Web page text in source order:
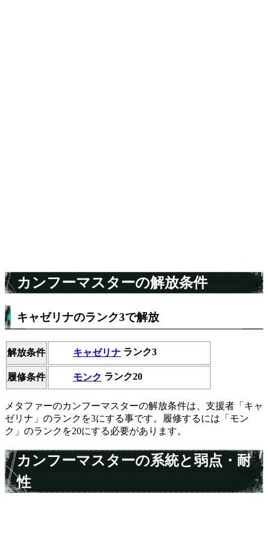
カンフーマスターの解放条件
キャゼリナのランク3で解放
解放条件 キャゼリナ ランク3
履修条件 モンク ランク20
メタファーのカンフーマスターの解放条件は、支援者「キャ
ゼリナ」のランクを3にする事です。履修するには「モン
ク」のランクを20にする必要があります。
カンフーマスターの系統と弱点・耐
性